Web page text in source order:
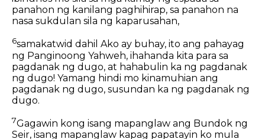
panahon ng kanilang paghihirap, sa panahon na
nasa sukdulan sila ng kaparusahan,
6samakatwid dahil Ako ay buhay, ito ang pahayag
ng Panginoong Yahweh, ihahanda kita para sa
pagdanak ng dugo, at hahabulin ka ng pagdanak
ng dugo! Yamang hindi mo kinamuhian ang
pagdanak ng dugo, susundan ka ng pagdanak ng
dugo.
7Gagawin kong isang mapanglaw ang Bundok ng
Seir, isang mapanglaw kapag papatayin ko mula